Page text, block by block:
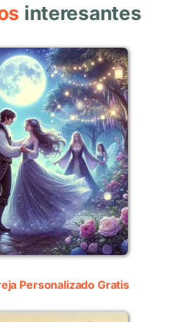
interesantes
Personalizado Gratis